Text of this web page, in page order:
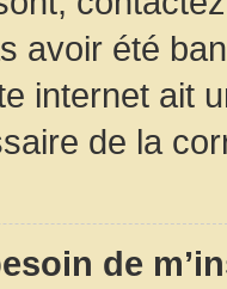
avoir été
internet ait
de la
de